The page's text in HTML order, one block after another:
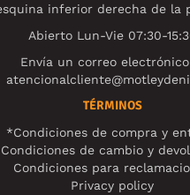
inferior derecha de la
Abierto Lun-Vie 07:30-
Envía un correo
TÉRMINOS
*Condiciones de compra y
Condiciones de cambio y
Condiciones para
Privacy policy